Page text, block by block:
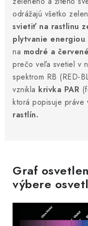
odrážajú všetko
svietiť na rastlinu
plytvanie energiou
na modré a
prečo veľa svetiel v
spektrom RB (RED-
vznikla krivka PAR
ktorá popisuje práve
rastlín.
Graf
výbere